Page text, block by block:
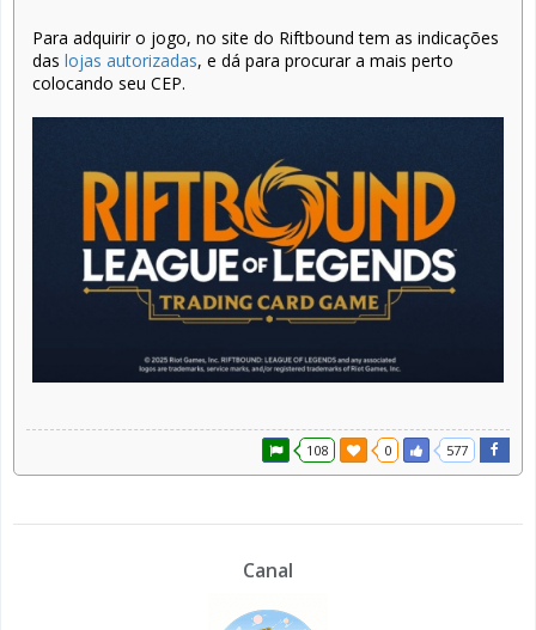
Para adquirir o jogo, no site do Riftbound tem as indicações
das lojas autorizadas, e dá para procurar a mais perto
colocando seu CEP.
108 0 577
Canal